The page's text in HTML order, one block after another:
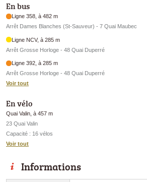
En bus
Ligne 358, à 482 m
Arrêt Dames Blanches (St-Sauveur) - 7 Quai Maubec
Ligne NCV, à 285 m
Arrêt Grosse Horloge - 48 Quai Duperré
Ligne 392, à 285 m
Arrêt Grosse Horloge - 48 Quai Duperré
Voir tout
En vélo
Quai Valin, à 457 m
23 Quai Valin
Capacité : 16 vélos
Voir tout
Informations